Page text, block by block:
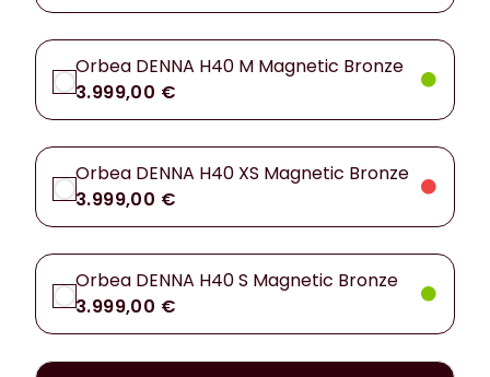
Orbea DENNA H40 M Magnetic Bronze
3.999,00 €
Orbea DENNA H40 XS Magnetic Bronze
3.999,00 €
Orbea DENNA H40 S Magnetic Bronze
3.999,00 €